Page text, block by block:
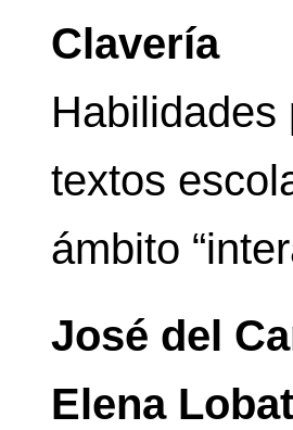
Clavería
textos
ámbito
José del
Elena